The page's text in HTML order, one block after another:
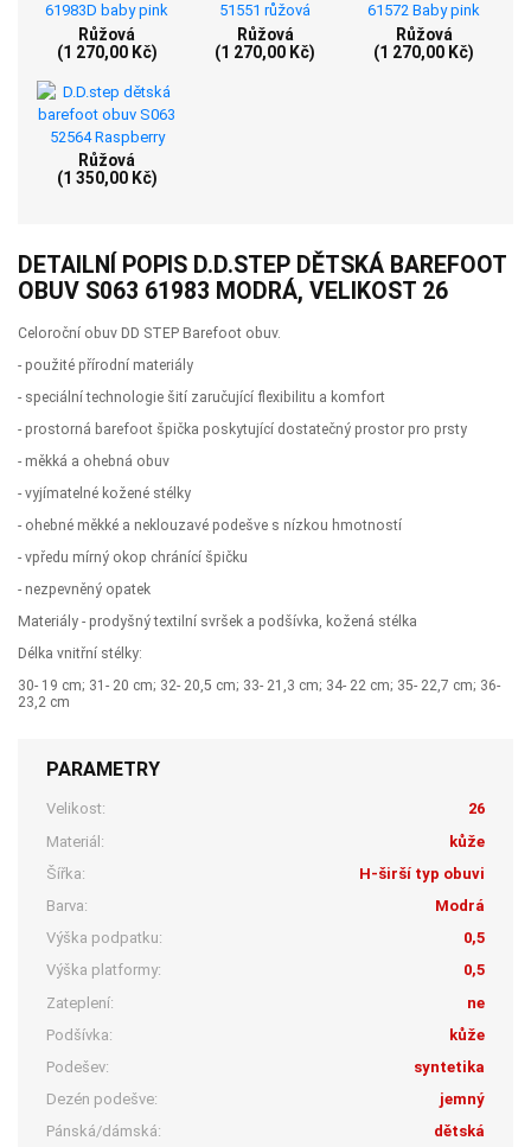
Růžová
(1 270,00 Kč)
Růžová
(1 270,00 Kč)
Růžová
(1 270,00 Kč)
Růžová
(1 350,00 Kč)
DETAILNÍ POPIS D.D.STEP DĚTSKÁ BAREFOOT
OBUV S063 61983 MODRÁ, VELIKOST 26
Celoroční obuv DD STEP Barefoot obuv.
- použité přírodní materiály
- speciální technologie šití zaručující flexibilitu a komfort
- prostorná barefoot špička poskytující dostatečný prostor pro prsty
- měkká a ohebná obuv
- vyjímatelné kožené stélky
- ohebné měkké a neklouzavé podešve s nízkou hmotností
- vpředu mírný okop chránící špičku
- nezpevněný opatek
Materiály - prodyšný textilní svršek a podšívka, kožená stélka
Délka vnitřní stélky:
30- 19 cm; 31- 20 cm; 32- 20,5 cm; 33- 21,3 cm; 34- 22 cm; 35- 22,7 cm; 36-
23,2 cm
PARAMETRY
Velikost:
26
Materiál:
kůže
Šířka:
H-širší typ obuvi
Barva:
Modrá
Výška podpatku:
0,5
Výška platformy:
0,5
Zateplení:
ne
Podšívka:
kůže
Podešev:
syntetika
Dezén podešve:
jemný
Pánská/dámská:
dětská